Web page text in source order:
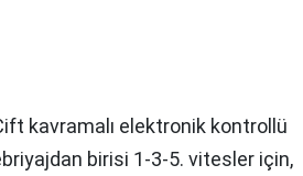
kavramalı elektronik kontrollü
birisi 1-3-5. vitesler için,